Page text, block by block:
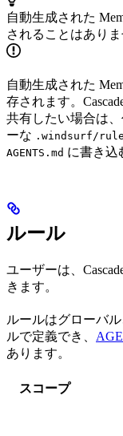
自動生成された
されることはありま
自動生成された
存されます。
共有したい場合は
ーな .windsurf/
AGENTS.md に書き込
ルール
ユーザーは、
きます。
ルールはグローバ
ルで定義でき、
あります。
スコープ